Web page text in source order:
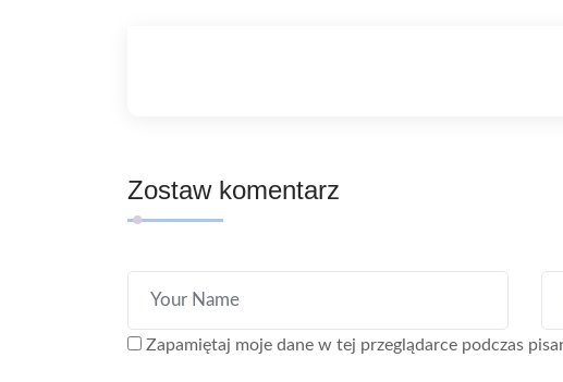
Zostaw komentarz
Zapamiętaj moje dane w tej przeglądarce podczas